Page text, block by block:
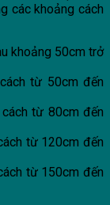
các khoảng cách
khoảng 50cm trở
từ 50cm đến
từ 80cm đến
từ 120cm đến
từ 150cm đến